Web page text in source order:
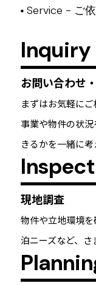
■ Service - ご
Inquiry
お問い合わせ
まずはお気軽にご
事業や物件の状
きるかを一緒に考
現地調査
物件や立地環境
泊ニーズなど、さ